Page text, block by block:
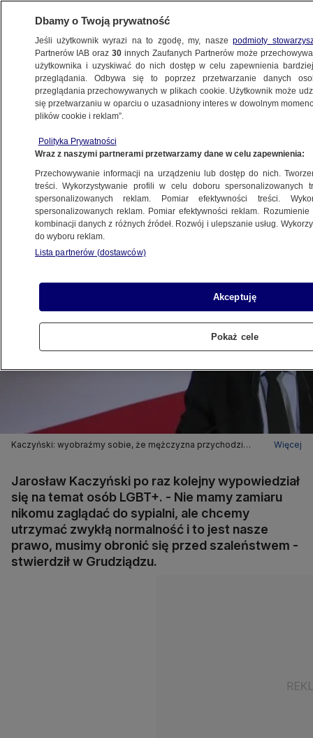
POLSKA
LGBT+. "Ja nie jestem Władysław, ja jestem
Zosia"
26.06.2022, 16:09
Udostępnij
Kaczyński: wyobraźmy sobie, że mężczyzna przychodzi
Więcej
Jarosław Kaczyński po raz kolejny wypowiedział
się na temat osób LGBT+. - Nie mamy zamiaru
nikomu zaglądać do sypialni, ale chcemy
utrzymać zwykłą normalność i to jest nasze
prawo, musimy obronić się przed szaleństwem -
stwierdził w Grudziądzu.
Dbamy o Twoją prywatność
Jeśli użytkownik wyrazi na to zgodę, my, naszepodmioty
Partnerów IAB oraz30 innych Zaufanych Partnerów może
użytkownika i uzyskiwać do nich dostęp w celu zapewnienia
przeglądania. Odbywa się to poprzez przetwarzanie danych
przeglądania przechowywanych w plikach cookie. Użytkownik może
się przetwarzaniu w oparciu o uzasadniony interes w dowolnym
plików cookie i reklam”.
Polityka Prywatności
Wraz z naszymi partnerami przetwarzamy dane w celu zapewnienia:
Przechowywanie informacji na urządzeniu lub dostęp do nich.
treści. Wykorzystywanie profili w celu doboru spersonalizowanych
spersonalizowanych reklam. Pomiar efektywności treści.
spersonalizowanych reklam. Pomiar efektywności reklam.
kombinacji danych z różnych źródeł. Rozwój i ulepszanie usług.
do wyboru reklam.
Lista partnerów (dostawców)
Akceptuję
Pokaż cele